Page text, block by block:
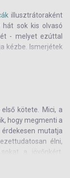
illusztrátoraként
hát sok kis olvasó
- melyet ezúttal
kézbe. Ismerjétek
kötete. Mici, a
hogy megmenti a
mutatja
élni,
a jövőnkért.